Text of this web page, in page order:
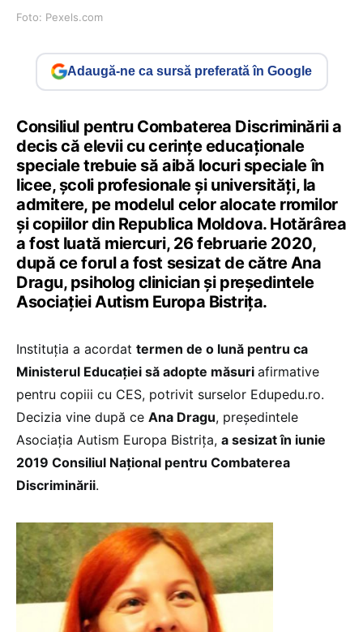
Foto: Pexels.com
Adaugă-ne ca sursă preferată în Google
Consiliul pentru Combaterea Discriminării a
decis că elevii cu cerințe educaționale
speciale trebuie să aibă locuri speciale în
licee, școli profesionale și universități, la
admitere, pe modelul celor alocate rromilor
și copiilor din Republica Moldova. Hotărârea
a fost luată miercuri, 26 februarie 2020,
după ce forul a fost sesizat de către Ana
Dragu, psiholog clinician și președintele
Asociației Autism Europa Bistrița.
Instituția a acordat termen de o lună pentru ca
Ministerul Educației să adopte măsuri afirmative
pentru copiii cu CES, potrivit surselor Edupedu.ro.
Decizia vine după ce Ana Dragu, președintele
Asociația Autism Europa Bistrița, a sesizat în iunie
2019 Consiliul Național pentru Combaterea
Discriminării.